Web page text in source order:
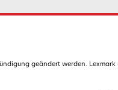
geändert werden. Lexmark